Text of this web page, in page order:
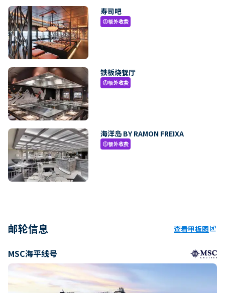
寿司吧
paid额外收费
铁板烧餐厅
paid额外收费
海洋岛 BY RAMON FREIXA
paid额外收费
邮轮信息 查看甲板图ungroup
MSC海平线号